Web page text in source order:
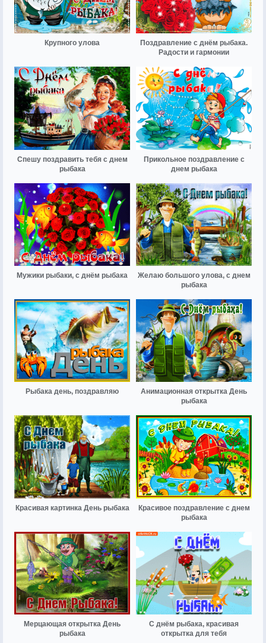
Крупного улова
Поздравление с днём рыбака.
Радости и гармонии
Спешу поздравить тебя с днем
рыбака
Прикольное поздравление с
днем рыбака
Мужики рыбаки, с днём рыбака
Желаю большого улова, с днем
рыбака
Рыбака день, поздравляю
Анимационная открытка День
рыбака
Красивая картинка День рыбака
Красивое поздравление с днем
рыбака
Мерцающая открытка День
рыбака
С днём рыбака, красивая
открытка для тебя